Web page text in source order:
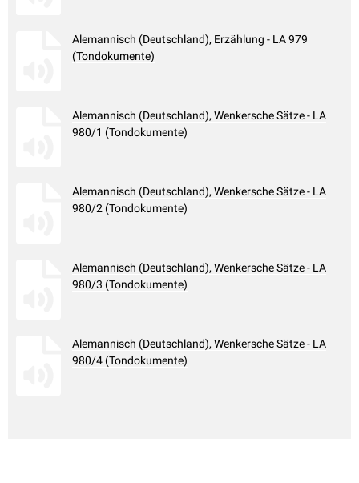
Alemannisch (Deutschland), Erzählung - LA 979
(Tondokumente)
Alemannisch (Deutschland), Wenkersche Sätze - LA
980/1 (Tondokumente)
Alemannisch (Deutschland), Wenkersche Sätze - LA
980/2 (Tondokumente)
Alemannisch (Deutschland), Wenkersche Sätze - LA
980/3 (Tondokumente)
Alemannisch (Deutschland), Wenkersche Sätze - LA
980/4 (Tondokumente)